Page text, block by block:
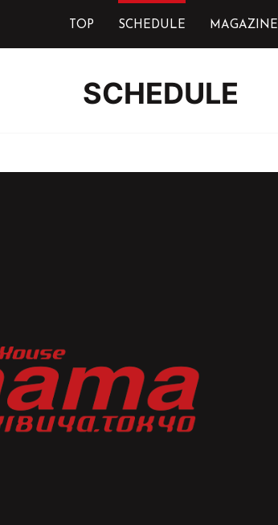
TOP SCHEDULE MAGAZINE
SCHEDULE